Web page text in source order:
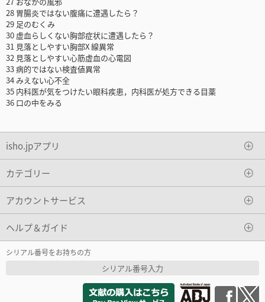
28 胃腸炎ではない腹痛に遭遇したら？
29 足のむくみ
30 虚血らしくない胸部症状に遭遇したら？
31 見落としやすい胸部X 線異常
32 見落としやすい心筋虚血の心電図
33 病的ではない検査値異常
34 みえない心不全
35 内科医が気をつけたい眼科疾患，内科医が処方できる目薬
36 口の中をみる
isho.jpアプリ
カテゴリー
アカウントサービス
ヘルプ＆ガイド
シリアル番号をお持ちの方
シリアル番号入力